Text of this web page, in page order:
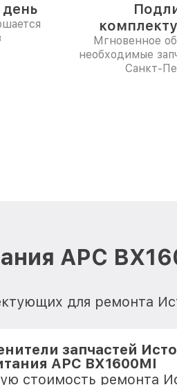
Мгновенное
необходимые
Санкт-
APC
для ремонта
запчастей
APC BX1600MI
стоимость ремонта